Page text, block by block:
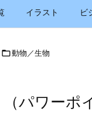
イラスト ビ
動物／生物
パワーポ